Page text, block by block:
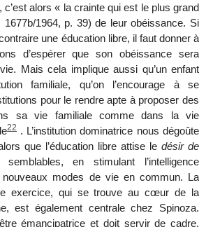
c’est alors « la crainte qui est le plus grand
1677b/1964, p. 39) de leur obéissance. Si
une éducation libre, il faut donner à
d’espérer que son obéissance sera
Mais cela impliqueaussi qu’un enfant
familiale, qu’on l’encourage à se
pour le rendre apte à proposer des
sa vie familiale comme dans la vie
22 . L’institution dominatrice nous dégoûte
que l’éducation libre attise le désir de
en stimulant l’intelligence
nouveaux modes de vie en commun. La
exercice, qui se trouve au cœur de la
est également centrale chez Spinoza.
émancipatrice et doit servir de cadre,